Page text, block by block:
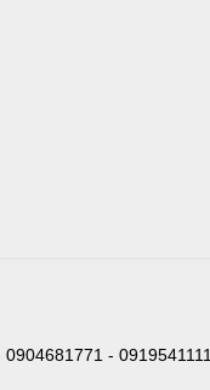
- 0919541111